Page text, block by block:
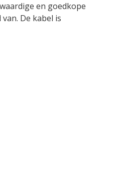
en goedkope
De kabel is